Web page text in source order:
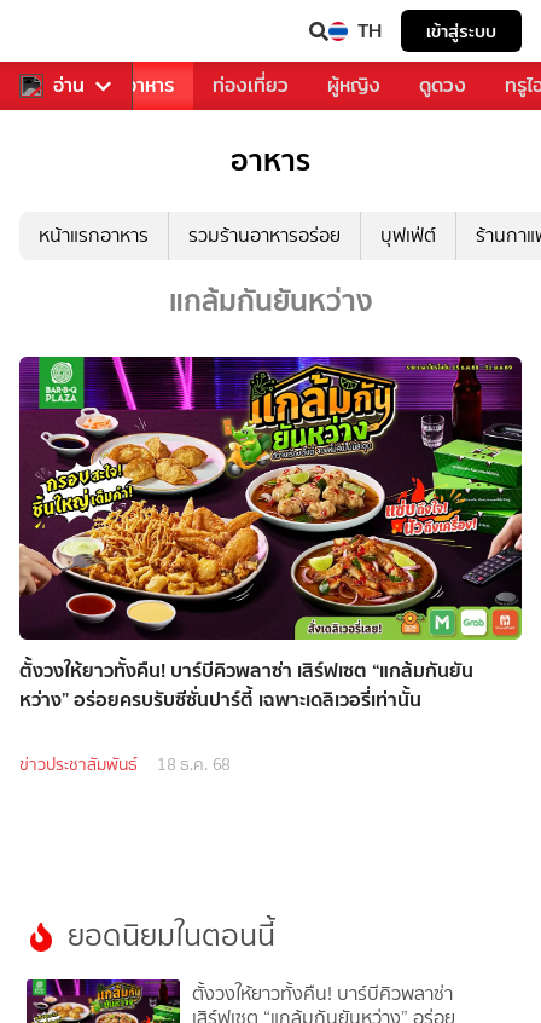
TH เข้าสู่ระบบ
อ่าน
การเพลง อาหาร ท่องเที่ยว ผู้หญิง ดูดวง ทรู
อาหาร
หน้าแรกอาหาร รวมร้านอาหารอร่อย บุฟเฟ่ต์ ร้านกา
แกล้มกันยันหว่าง
ตั้งวงให้ยาวทั้งคืน! บาร์บีคิวพลาซ่า เสิร์ฟเซต “แกล้มกันยัน
หว่าง” อร่อยครบรับซีซั่นปาร์ตี้ เฉพาะเดลิเวอรี่เท่านั้น
ข่าวประชาสัมพันธ์ 18 ธ.ค. 68
ยอดนิยมในตอนนี้
ตั้งวงให้ยาวทั้งคืน! บาร์บีคิวพลาซ่า